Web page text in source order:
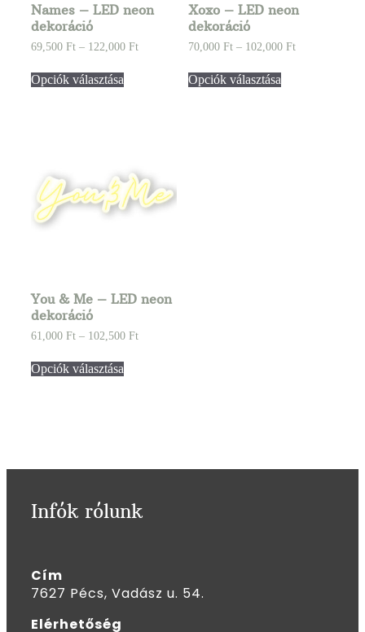
Names – LED neon
dekoráció
69,500 Ft – 122,000 Ft
Opciók választása
Xoxo – LED neon
dekoráció
70,000Ft – 102,000Ft
Opciók választása
You & Me – LED neon
dekoráció
61,000 Ft – 102,500 Ft
Opciók választása
Infók rólunk
Cím
7627 Pécs, Vadász u. 54.
Elérhetőség